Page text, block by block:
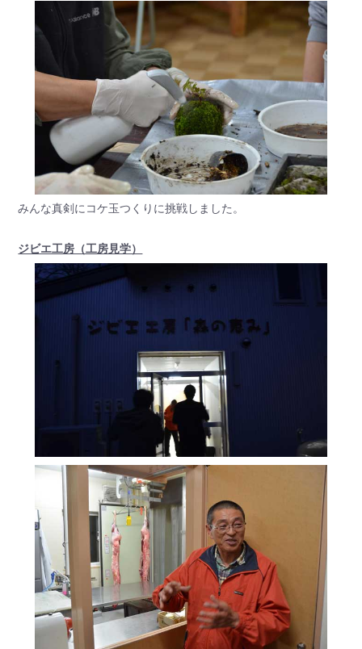
みんな真剣にコケ玉つくりに挑戦しました。
ジビエ工房（工房見学）